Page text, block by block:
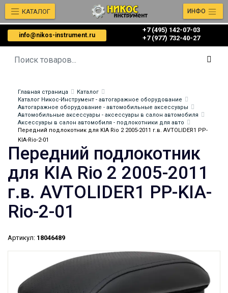
info@nikos-instrument.ru
+7 (495) 142-07-03
‎‎+7 (977) 732-40-27
КАТАЛОГ ИНФО
Главная страница
Каталог
Каталог Никос-Инструмент - автогаражное оборудование
Автогаражное оборудование - автомобильные аксессуары
Автомобильные аксессуары - аксессуары в салон автомобиля
Аксессуары в салон автомобиля - подлокотники для авто
Передний подлокотник для KIA Rio 2 2005-2011 г.в. AVTOLIDER1 PP-
KIA-Rio-2-01
Передний подлокотник
для KIA Rio 2 2005-2011
г.в. AVTOLIDER1 PP-KIA-
Rio-2-01
Артикул: 18046489